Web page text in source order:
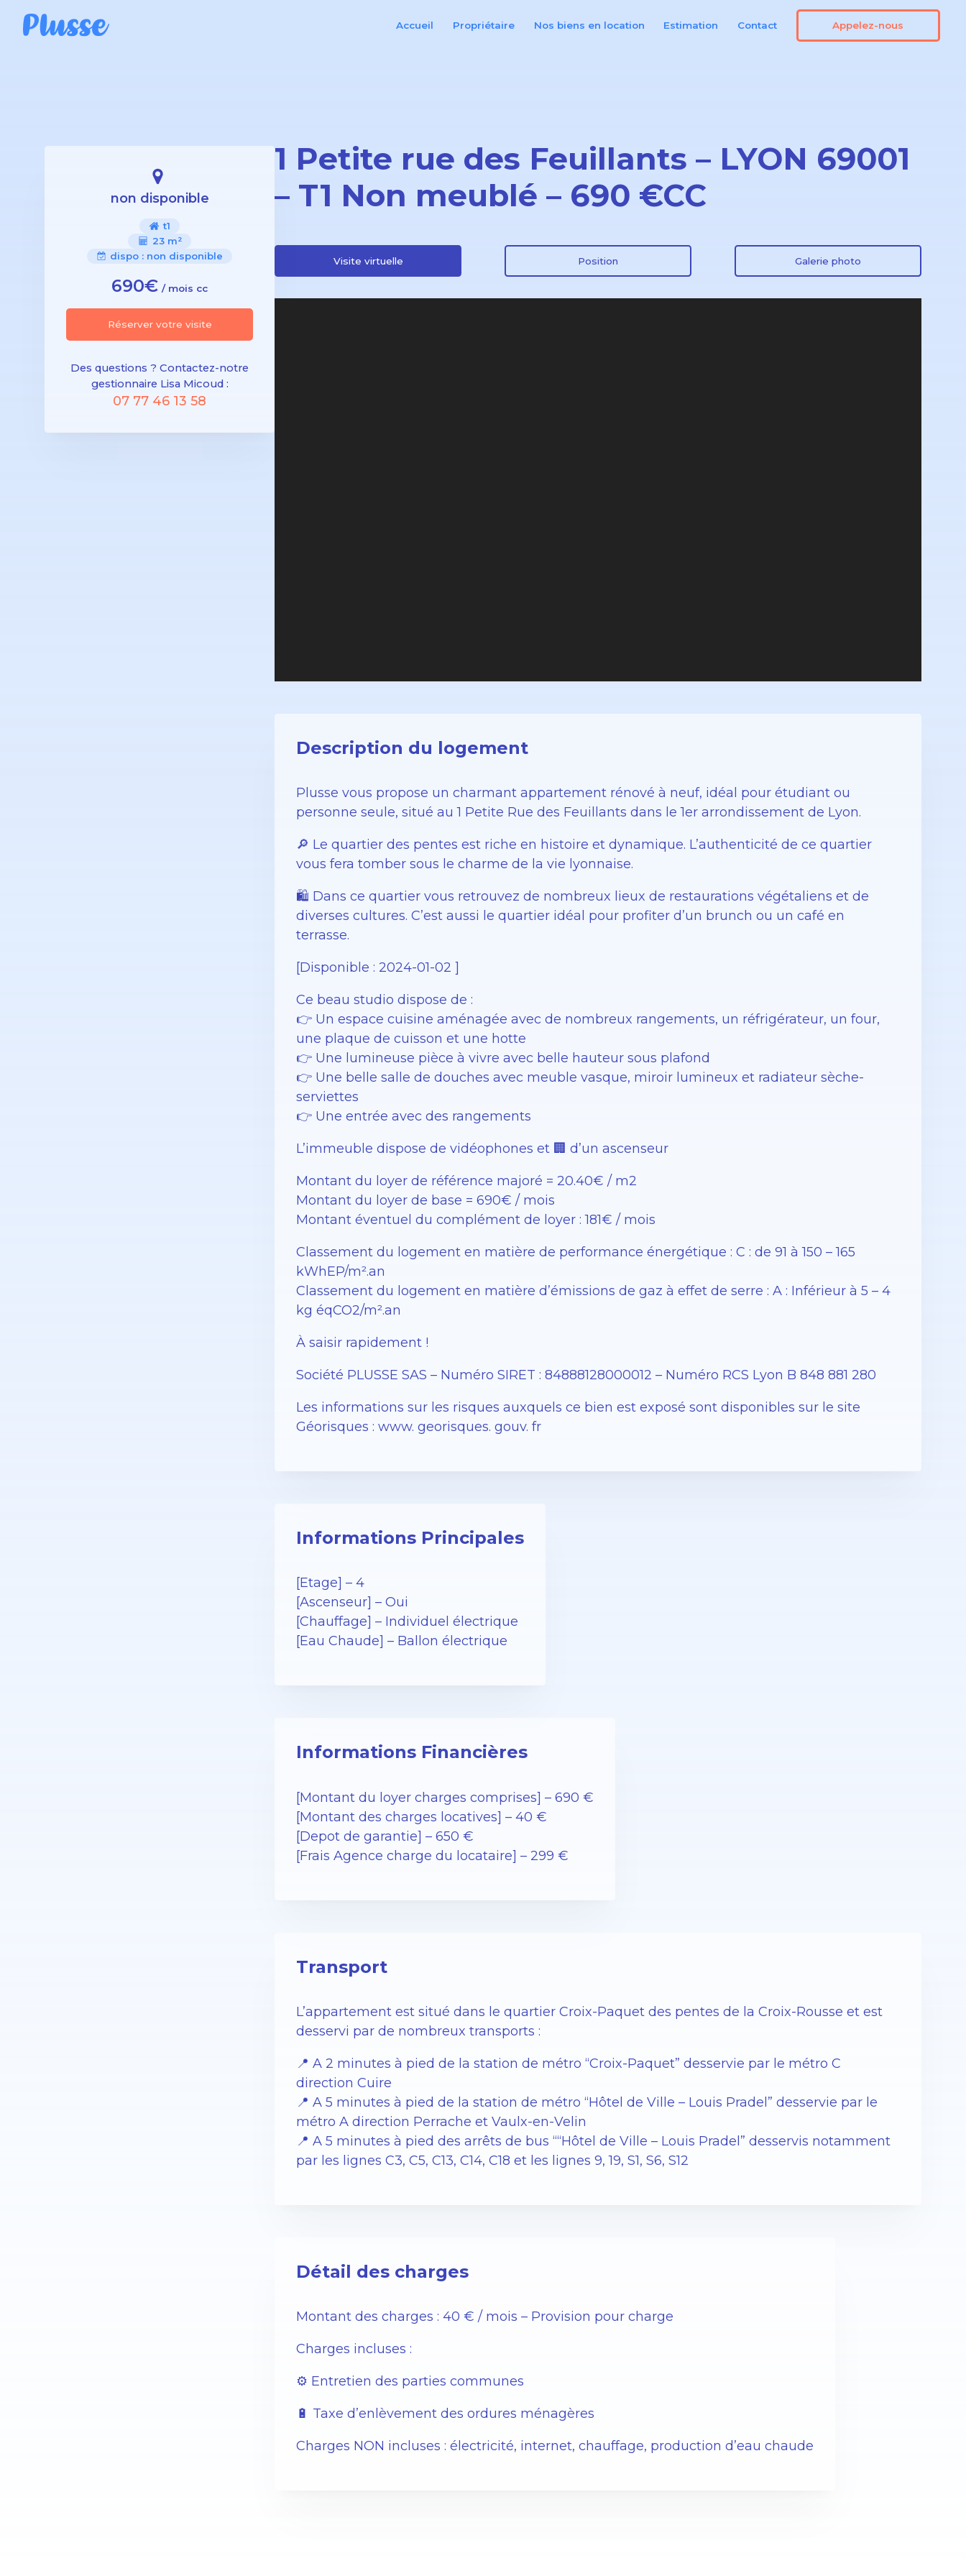
Accueil Propriétaire Nos biens en location Estimation Contact Appelez-nous
non disponible
t1
23 m²
dispo : non disponible
690€ / mois cc
Réserver votre visite
Des questions ? Contactez-notre
gestionnaire Lisa Micoud :
07 77 46 13 58
1 Petite rue des Feuillants – LYON 69001
– T1 Non meublé – 690 €CC
Visite virtuelle Position Galerie photo
Description du logement
Plusse vous propose un charmant appartement rénové à neuf, idéal pour étudiant ou
personne seule, situé au 1 Petite Rue des Feuillants dans le 1er arrondissement de Lyon.
🔎 Le quartier des pentes est riche en histoire et dynamique. L’authenticité de ce quartier
vous fera tomber sous le charme de la vie lyonnaise.
🛍️ Dans ce quartier vous retrouvez de nombreux lieux de restaurations végétaliens et de
diverses cultures. C’est aussi le quartier idéal pour profiter d’un brunch ou un café en
terrasse.
[Disponible : 2024-01-02 ]
Ce beau studio dispose de :
👉 Un espace cuisine aménagée avec de nombreux rangements, un réfrigérateur, un four,
une plaque de cuisson et une hotte
👉 Une lumineuse pièce à vivre avec belle hauteur sous plafond
👉 Une belle salle de douches avec meuble vasque, miroir lumineux et radiateur sèche-
serviettes
👉 Une entrée avec des rangements
L’immeuble dispose de vidéophones et 🏢 d’un ascenseur
Montant du loyer de référence majoré = 20.40€ / m2
Montant du loyer de base = 690€ / mois
Montant éventuel du complément de loyer : 181€ / mois
Classement du logement en matière de performance énergétique : C : de 91 à 150 – 165
kWhEP/m².an
Classement du logement en matière d’émissions de gaz à effet de serre : A : Inférieur à 5 – 4
kg éqCO2/m².an
À saisir rapidement !
Société PLUSSE SAS – ​​Numéro SIRET : 84888128000012 – Numéro RCS Lyon B 848 881 280
Les informations sur les risques auxquels ce bien est exposé sont disponibles sur le site
Géorisques : www. georisques. gouv. fr
Informations Principales
[Etage] – 4
[Ascenseur] – Oui
[Chauffage] – Individuel électrique
[Eau Chaude] – Ballon électrique
Informations Financières
[Montant du loyer charges comprises] – 690 €
[Montant des charges locatives] – 40 €
[Depot de garantie] – 650 €
[Frais Agence charge du locataire] – 299 €
Transport
L’appartement est situé dans le quartier Croix-Paquet des pentes de la Croix-Rousse et est
desservi par de nombreux transports :
📍 A 2 minutes à pied de la station de métro “Croix-Paquet” desservie par le métro C
direction Cuire
📍 A 5 minutes à pied de la station de métro “Hôtel de Ville – Louis Pradel” desservie par le
métro A direction Perrache et Vaulx-en-Velin
📍 A 5 minutes à pied des arrêts de bus ““Hôtel de Ville – Louis Pradel” desservis notamment
par les lignes C3, C5, C13, C14, C18 et les lignes 9, 19, S1, S6, S12
Détail des charges
Montant des charges : 40 € / mois – Provision pour charge
Charges incluses :
⚙️ Entretien des parties communes
🔋 Taxe d’enlèvement des ordures ménagères
Charges NON incluses : électricité, internet, chauffage, production d’eau chaude